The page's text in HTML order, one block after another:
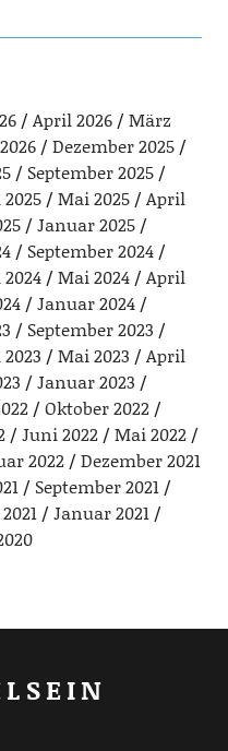
April 2026
März
Dezember 2025
September 2025
Mai 2025
April
Januar 2025
September 2024
Mai 2024
April
Januar 2024
September 2023
Mai 2023
April
Januar 2023
Oktober 2022
Juni 2022
Mai 2022
2022
Dezember 2021
September 2021
Januar 2021